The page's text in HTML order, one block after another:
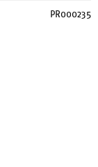
PR000235